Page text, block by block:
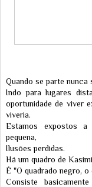
Quando se parte
Indo para lugares
oportunidade de viver
viveria.
Estamos expostos a
pequena,
Ilusões perdidas.
Há um quadro de
É "O quadrado negro, o
Consiste